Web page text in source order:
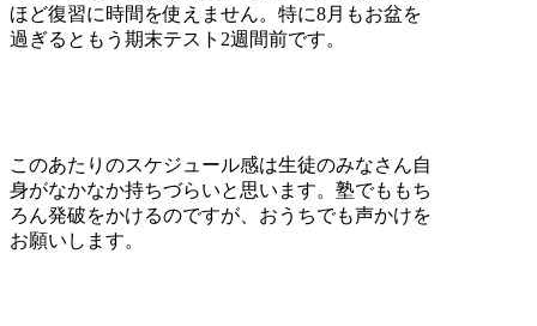
ほど復習に時間を使えません。特に8月もお盆を
過ぎるともう期末テスト2週間前です。
このあたりのスケジュール感は生徒のみなさん自
身がなかなか持ちづらいと思います。塾でももち
ろん発破をかけるのですが、おうちでも声かけを
お願いします。